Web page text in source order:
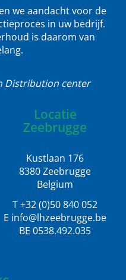
we aandacht voor de
in uw bedrijf.
is daarom van
Distribution center
Locatie
Zeebrugge
Kustlaan 176
8380 Zeebrugge
Belgium
T +32 (0)50 840 052
E info@lhzeebrugge.be
BE 0538.492.035